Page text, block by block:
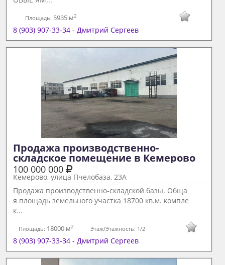
Площадь: 5935 м2
8 (903) 907-33-34 - Дмитрий Сергеев
Продажа производственно-
складское помещение в Кемерово
100 000 000
Кемерово, улица Пчелобаза, 23А
Продажа производственно-складской базы. Обща
я площадь земельного участка 18700 кв.м. компле
к...
Площадь: 18000 м2 Этаж/Этажность: 1/2
8 (903) 907-33-34 - Дмитрий Сергеев